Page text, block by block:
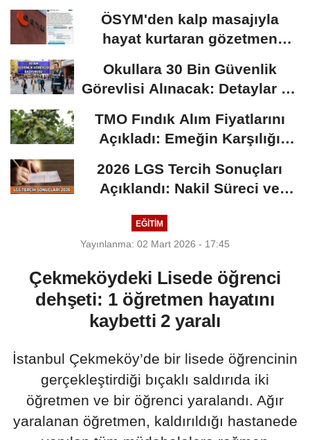
ÖSYM'den kalp masajıyla
hayat kurtaran gözetmen
Okullara 30 Bin Güvenlik
Görevlisi Alınacak: Detaylar Ve
TMO Fındık Alım Fiyatlarını
Açıkladı: Emeğin Karşılığı
2026 LGS Tercih Sonuçları
Açıklandı: Nakil Süreci ve
EĞİTİM
Yayınlanma: 02 Mart 2026 - 17:45
Çekmeköydeki Lisede öğrenci
dehşeti: 1 öğretmen hayatını
kaybetti 2 yaralı
İstanbul Çekmeköy’de bir lisede öğrencinin
gerçekleştirdiği bıçaklı saldırıda iki
öğretmen ve bir öğrenci yaralandı. Ağır
yaralanan öğretmen, kaldırıldığı hastanede